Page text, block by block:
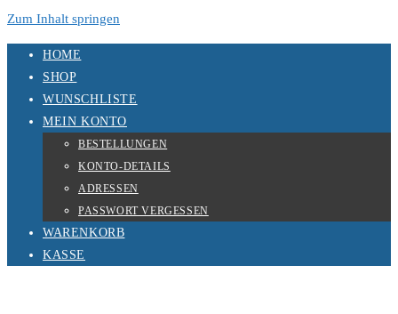
Zum Inhalt springen
HOME
SHOP
WUNSCHLISTE
MEIN KONTO
BESTELLUNGEN
KONTO-DETAILS
ADRESSEN
PASSWORT VERGESSEN
WARENKORB
KASSE